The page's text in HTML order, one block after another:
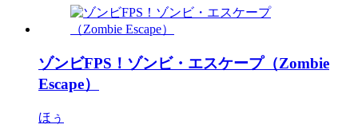
ゾンビFPS！ゾンビ・エスケープ（Zombie
Escape）
ほぅ